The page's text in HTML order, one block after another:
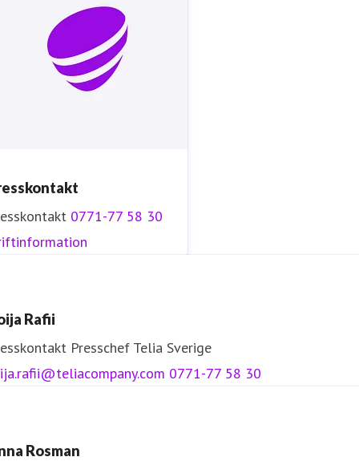
0771-77 58 30
Rafii
Presschef Telia Sverige
0771-77 58 30
Rosman